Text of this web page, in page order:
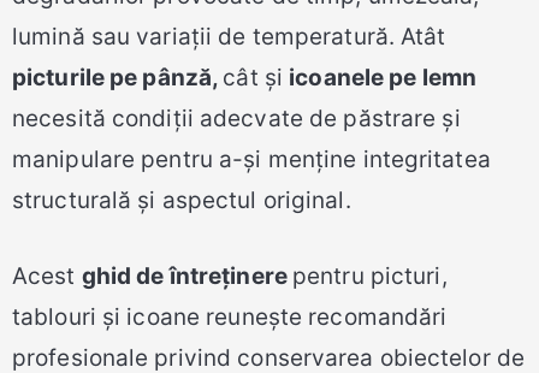
lumină sau variații de temperatură. Atât
picturile pe pânză, cât și icoanele pe lemn
necesită condiții adecvate de păstrare și
manipulare pentru a-și menține integritatea
structurală și aspectul original.
Acest ghid de întreținere pentru picturi,
tablouri și icoane reunește recomandări
profesionale privind conservarea obiectelor de